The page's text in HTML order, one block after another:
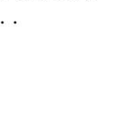
・